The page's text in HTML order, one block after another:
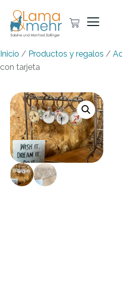
Inicio / Productos y regalos /
con tarjeta